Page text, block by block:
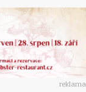
reklama